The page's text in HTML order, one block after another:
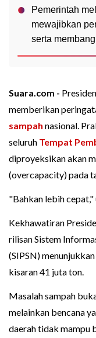
Pemerintah
mewajibkan
serta
Suara.com -
memberikan
sampah nasional.
seluruh Tempat
diproyeksikan akan
(overcapacity) pada
"Bahkan lebih cepat,"
Kekhawatiran
rilisan Sistem
(SIPSN)
kisaran 41 juta ton.
Masalah sampah
melainkan bencana
daerah tidak mampu